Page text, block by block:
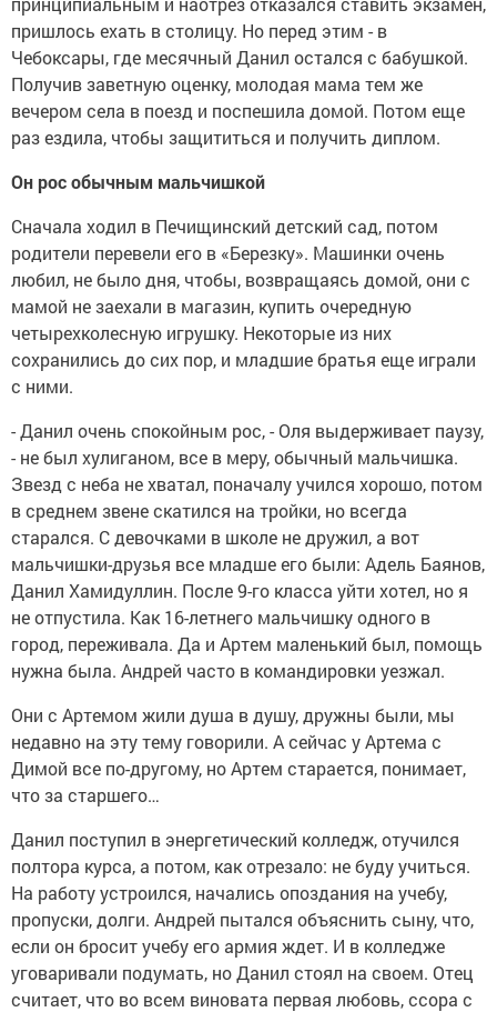
пришлось ехать в столицу. Но перед этим - в
Чебоксары, где месячный Данил остался с бабушкой.
Получив заветную оценку, молодая мама тем же
вечером села в поезд и поспешила домой. Потом еще
раз ездила, чтобы защититься и получить диплом.
Он рос обычным мальчишкой
Сначала ходил в Печищинский детский сад, потом
родители перевели его в «Березку». Машинки очень
любил, не было дня, чтобы, возвращаясь домой, они с
мамой не заехали в магазин, купить очередную
четырехколесную игрушку. Некоторые из них
сохранились до сих пор, и младшие братья еще играли
с ними.
- Данил очень спокойным рос, - Оля выдерживает паузу,
- не был хулиганом, все в меру, обычный мальчишка.
Звезд с неба не хватал, поначалу учился хорошо, потом
в среднем звене скатился на тройки, но всегда
старался. С девочками в школе не дружил, а вот
мальчишки-друзья все младше его были: Адель Баянов,
Данил Хамидуллин. После 9-го класса уйти хотел, но я
не отпустила. Как 16-летнего мальчишку одного в
город, переживала. Да и Артем маленький был, помощь
нужна была. Андрей часто в командировки уезжал.
Они с Артемом жили душа в душу, дружны были, мы
недавно на эту тему говорили. А сейчас у Артема с
Димой все по-другому, но Артем старается, понимает,
что за старшего…
Данил поступил в энергетический колледж, отучился
полтора курса, а потом, как отрезало: не буду учиться.
На работу устроился, начались опоздания на учебу,
пропуски, долги. Андрей пытался объяснить сыну, что,
если он бросит учебу его армия ждет. И в колледже
уговаривали подумать, но Данил стоял на своем. Отец
считает, что во всем виновата первая любовь, ссора с